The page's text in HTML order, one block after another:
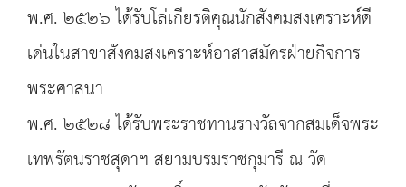
พ.ศ. ๒๕๒๖ ได้รับโล่เกียรติคุณนักสังคมสงเคราะห์ดี
เด่นในสาขาสังคมสงเคราะห์อาสาสมัครฝ่ายกิจการ
พระศาสนา
พ.ศ. ๒๕๒๘ ได้รับพระราชทานรางวัลจากสมเด็จพระ
เทพรัตนราชสุดาฯ สยามบรมราชกุมารี ณ วัด